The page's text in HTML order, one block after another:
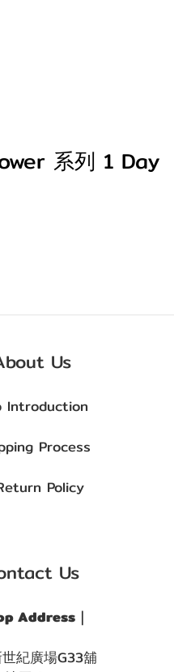
系列 1 Day
Us
Process
Policy
Us
Address｜
紀廣場G33舖